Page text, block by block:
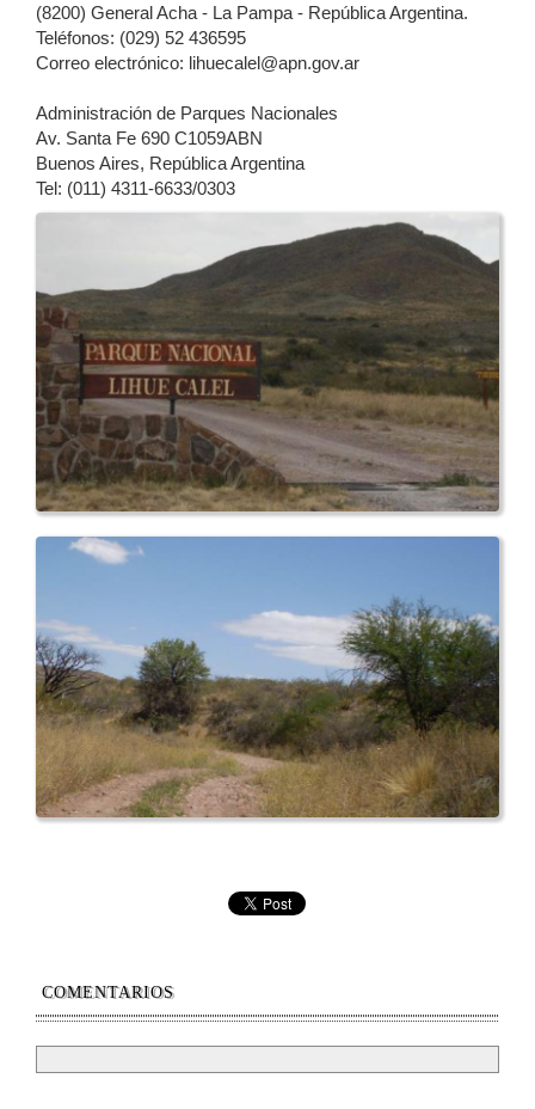
(8200) General Acha - La Pampa - República Argentina.
Teléfonos: (029) 52 436595
Correo electrónico: lihuecalel@apn.gov.ar
Administración de Parques Nacionales
Av. Santa Fe 690 C1059ABN
Buenos Aires, República Argentina
Tel: (011) 4311-6633/0303
COMENTARIOS